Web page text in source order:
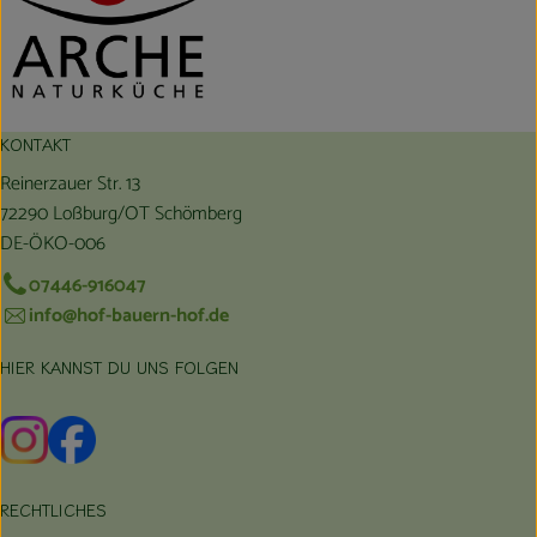
KONTAKT
Reinerzauer Str. 13
72290 Loßburg/OT Schömberg
DE-ÖKO-006
07446-916047
info@hof-bauern-hof.de
HIER KANNST DU UNS FOLGEN
Externer Link zu https://www.instagram.com/hofbauernhof/
Externer Link zu https://www.facebook.com/
RECHTLICHES